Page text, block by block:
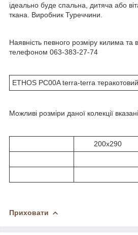
ідеально буде спальна, дитяча або
ткана. Виробник Туреччини.
Наявність певного розміру килима та
телефоном 063-383-27-74
ETHOS PC00A terra-terra теракотовий
Можливі розміри даної колекції
200x290
Приховати